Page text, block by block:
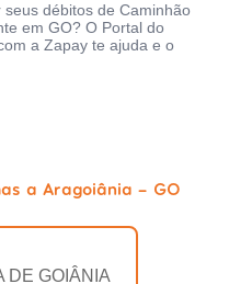
débitos de Caminhão
em GO? O Portal do
a Zapay te ajuda e o
a Aragoiânia - GO
DE GOIÂNIA